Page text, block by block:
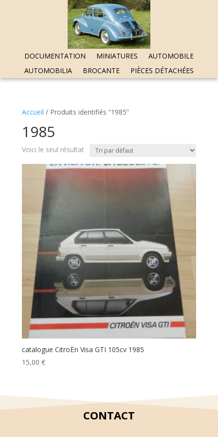
DOCUMENTATION MINIATURES
AUTOMOBILE
AUTOMOBILIA
BROCANTE PIÈCES DÉTACHÉES
Accueil / Produits identifiés “1985”
1985
Voici le seul résultat
catalogue CitroËn Visa GTI 105cv 1985
15,00 €
CONTACT